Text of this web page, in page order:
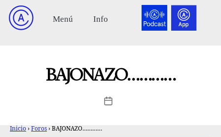
BAJONAZO…………
Inicio › Foros › BAJONAZO…………